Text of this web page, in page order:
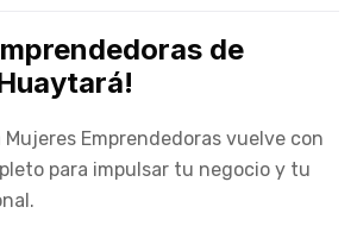
de
Mujeres Emprendedoras vuelve con
para impulsar tu negocio y tu